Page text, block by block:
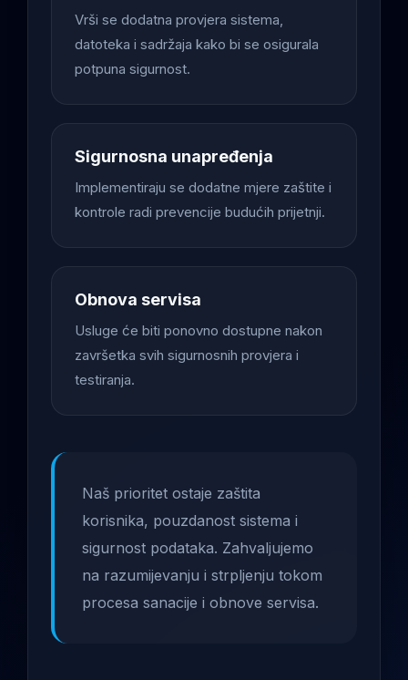
Vrši se dodatna provjera sistema,
datoteka i sadržaja kako bi se osigurala
potpuna sigurnost.
Sigurnosna unapređenja
Implementiraju se dodatne mjere zaštite i
kontrole radi prevencije budućih prijetnji.
Obnova servisa
Usluge će biti ponovno dostupne nakon
završetka svih sigurnosnih provjera i
testiranja.
Naš prioritet ostaje zaštita
korisnika, pouzdanost sistema i
sigurnost podataka. Zahvaljujemo
na razumijevanju i strpljenju tokom
procesa sanacije i obnove servisa.